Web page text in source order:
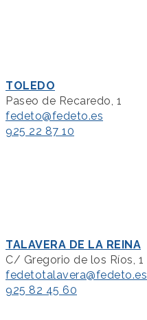
TOLEDO
Paseo de Recaredo, 1
fedeto@fedeto.es
925 22 87 10
TALAVERA DE LA REINA
C/ Gregorio de los Ríos, 1
fedetotalavera@fedeto.es
925 82 45 60